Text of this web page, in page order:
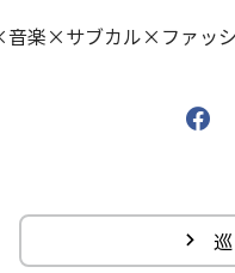
音楽×サブカル×ファッ